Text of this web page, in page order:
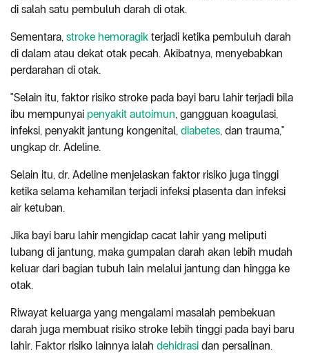
di salah satu pembuluh darah di otak.
Sementara, stroke hemoragik terjadi ketika pembuluh darah
di dalam atau dekat otak pecah. Akibatnya, menyebabkan
perdarahan di otak.
"Selain itu, faktor risiko stroke pada bayi baru lahir terjadi bila
ibu mempunyai penyakit autoimun, gangguan koagulasi,
infeksi, penyakit jantung kongenital, diabetes, dan trauma,"
ungkap dr. Adeline.
Selain itu, dr. Adeline menjelaskan faktor risiko juga tinggi
ketika selama kehamilan terjadi infeksi plasenta dan infeksi
air ketuban.
Jika bayi baru lahir mengidap cacat lahir yang meliputi
lubang di jantung, maka gumpalan darah akan lebih mudah
keluar dari bagian tubuh lain melalui jantung dan hingga ke
otak.
Riwayat keluarga yang mengalami masalah pembekuan
darah juga membuat risiko stroke lebih tinggi pada bayi baru
lahir. Faktor risiko lainnya ialah dehidrasi dan persalinan.